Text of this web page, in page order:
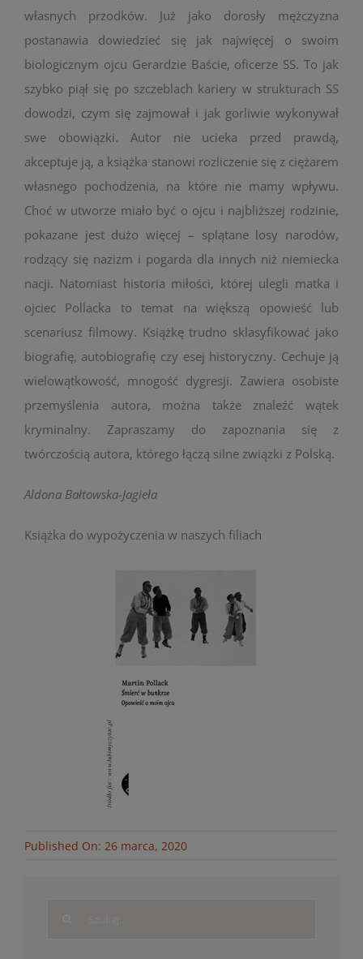
własnych przodków. Już jako dorosły mężczyzna
postanawia dowiedzieć się jak najwięcej o swoim
biologicznym ojcu Gerardzie Baście, oficerze SS. To jak
szybko piął się po szczeblach kariery w strukturach SS
dowodzi, czym się zajmował i jak gorliwie wykonywał
swe obowiązki. Autor nie ucieka przed prawdą,
akceptuje ją, a książka stanowi rozliczenie się z ciężarem
własnego pochodzenia, na które nie mamy wpływu.
Choć w utworze miało być o ojcu i najbliższej rodzinie,
pokazane jest dużo więcej – splątane losy narodów,
rodzący się nazizm i pogarda dla innych niż niemiecka
nacji. Natomiast historia miłości, której ulegli matka i
ojciec Pollacka to temat na większą opowieść lub
scenariusz filmowy. Książkę trudno sklasyfikować jako
biografię, autobiografię czy esej historyczny. Cechuje ją
wielowątkowość, mnogość dygresji. Zawiera osobiste
przemyślenia autora, można także znaleźć wątek
kryminalny. Zapraszamy do zapoznania się z
twórczością autora, którego łączą silne związki z Polską.
Aldona Bałtowska-Jagieła
Książka do wypożyczenia w naszych filiach
Published On: 26 marca, 2020